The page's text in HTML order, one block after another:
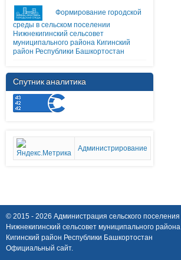
Формирование городской
среды в сельском поселении
Нижнекигинский сельсовет
муниципального района Кигинский
район Республики Башкортостан
Спутник аналитика
Администрирование
© 2015 - 2026 Администрация сельского поселения
Нижнекигинский сельсовет муниципального района
Кигинский район Республики Башкортостан
Официальный сайт.